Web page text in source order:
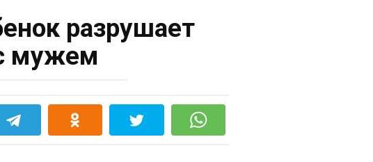
разрушает
мужем